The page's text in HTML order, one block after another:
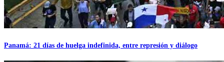
Panamá: 21 días de huelga indefinida, entre represión y diálogo